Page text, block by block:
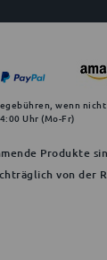
wenn
Uhr (Mo-Fr)
Produkte
von der